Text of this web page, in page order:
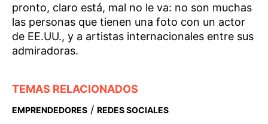
pronto, claro está, mal no le va: no son muchas
las personas que tienen una foto con un actor
de EE.UU., y a artistas internacionales entre sus
admiradoras.
TEMAS RELACIONADOS
EMPRENDEDORES / REDES SOCIALES